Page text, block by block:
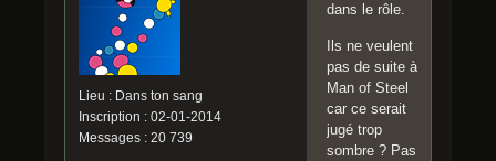
Lieu : Dans ton sang
Inscription : 02-01-2014
Messages : 20 739
dans le rôle.
Ils ne veulent
pas de suite à
Man of Steel
car ce serait
jugé trop
sombre ? Pas